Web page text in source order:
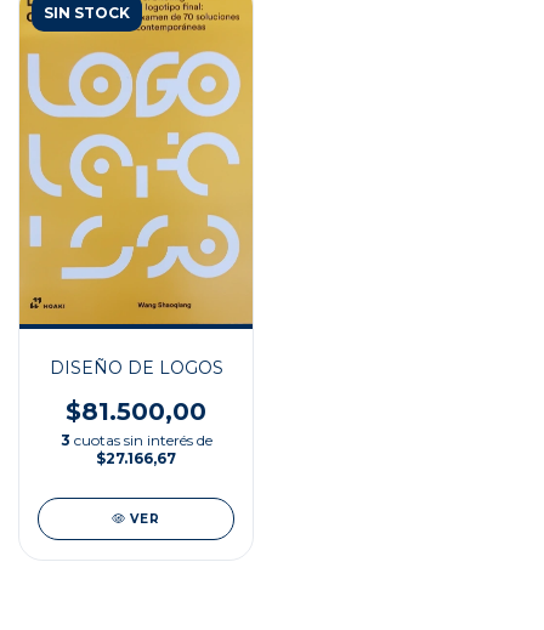
SIN STOCK
DISEÑO DE LOGOS
$81.500,00
3 cuotas sin interés de
$27.166,67
VER